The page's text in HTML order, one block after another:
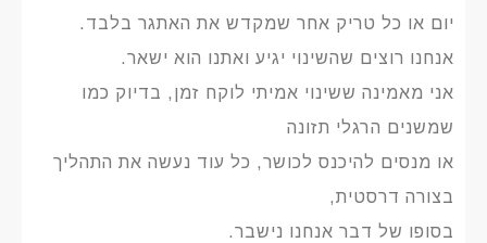
יום או כל טריק אחר שמקדש את האתגר בלבד.
אנחנו רוצים שהשינוי יגיע ואתנו הוא ישאר.
אני מאמינה ששינוי אמיתי לוקח זמן, בדיוק כמו
שמשנים הרגלי תזונה
או מנסים להיכנס לכושר, כל עוד נעשה את התהליך
בצורה דרסטית,
בסופו של דבר אנחנו נישבר.